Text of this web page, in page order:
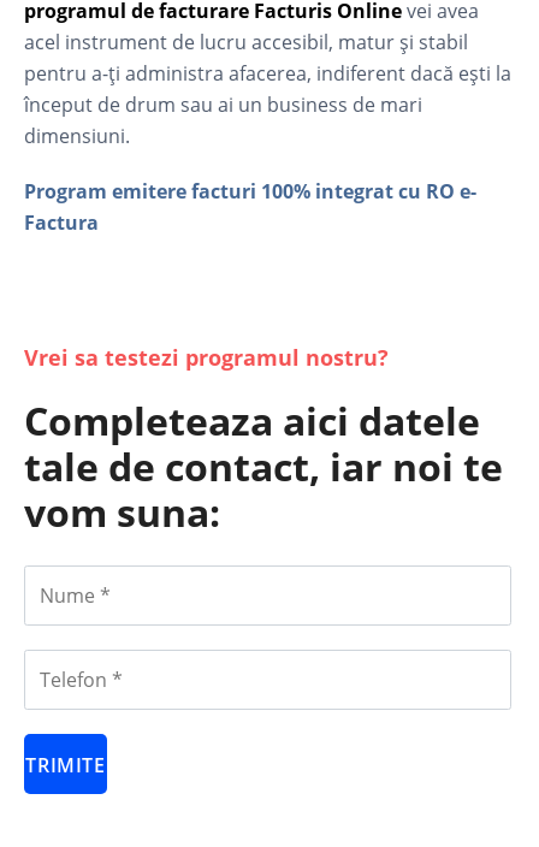
programul de facturare Facturis Onlinevei avea
acel instrument de lucru accesibil, matur și stabil
pentru a-ți administra afacerea, indiferent dacă ești la
început de drum sau ai un business de mari
dimensiuni.
Program emitere facturi​ 100% integrat cu RO e-
Factura
Vrei sa testezi programul nostru?
Completeaza aici datele
tale de contact, iar noi te
vom suna: